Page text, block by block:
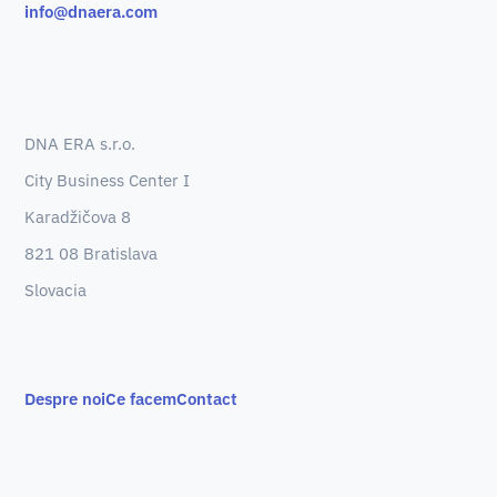
info@dnaera.com
DNA ERA s.r.o.
City Business Center I
Karadžičova 8
821 08 Bratislava
Slovacia
Despre noiCe facemContact